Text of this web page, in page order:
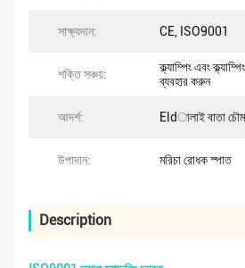
সাক্ষ্যদান: CE, ISO9001
শক্তি সঞ্চয়:
ক্ল্যাম্পিং এবং
ব্যবহার করুন
আদর্শ: Eldালাই বাতা
উপাদান: মরিচা রোধক স্পাত
Description